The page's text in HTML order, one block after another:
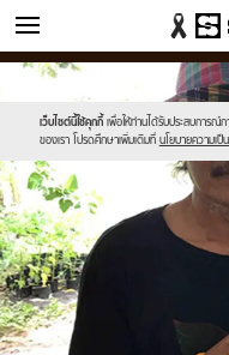
ข่าว
เว็บไซต์นี้ใช้คุกกี้ เพื่อให้ท่านได้รับประสบการณ์
ของเรา โปรดศึกษาเพิ่มเติมที่ นโยบายความเป็
Sanook
//s.isanook.com/sr/0/
sanook.png
600
60
//s.isanook.com/ns/0/ud/